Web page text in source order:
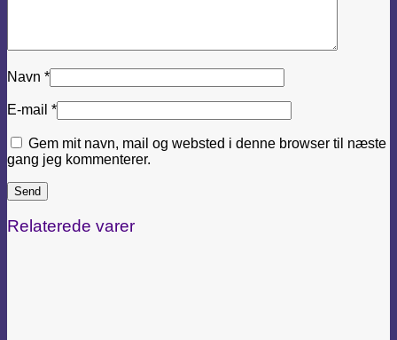
Navn *
E-mail *
Gem mit navn, mail og websted i denne browser til næste
gang jeg kommenterer.
Relaterede varer